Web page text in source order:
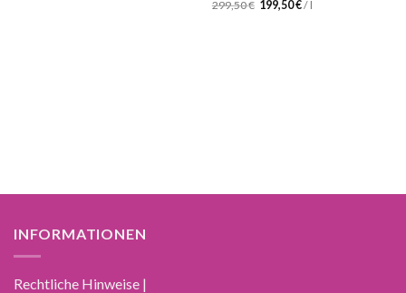
Preis
war:
Preis
299,50€ 199,50€/ l
INFORMATIONEN
Rechtliche Hinweise |